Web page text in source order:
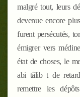
malgré tout, leurs
devenue encore
furent persécutés,
émigrer vers
état de choses, le
abi tâlibt de
remettre les